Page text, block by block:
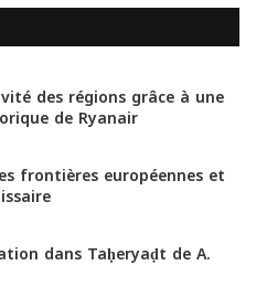
s
t
a
g
r
a
k
T
o
k
a
t
A
p
des régions grâce à une
de Ryanair
frontières européennes et
dans Taḥeryaḍt de A.